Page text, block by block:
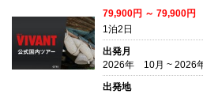
79,900円 ～ 79,900円
1泊2日
出発月
2026年 10月 ~ 2026
出発地